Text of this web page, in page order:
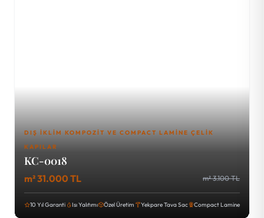
DIŞ İKLIM KOMPOZIT VE COMPACT LAMINE ÇELIK
KAPILAR
KC-0018
m² 31.000 TL m² 3.100 TL
10 Yıl Garanti Isı Yalıtımı Özel Üretim Yekpare Tava Sac Compact Lamine